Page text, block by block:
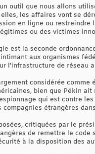
un outil que nous allons
les affaires vont se
en ligne ou restreindre
ou des victimes
est la seconde
aux organismes
l'infrastructure de réseau
considérée
bien que Pékin
qui est contre
compagnies étrangères
critiquées par le
de remettre le
à la disposition des